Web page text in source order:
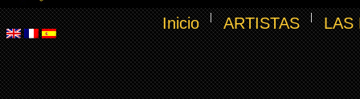
Inicio ARTISTAS LAS